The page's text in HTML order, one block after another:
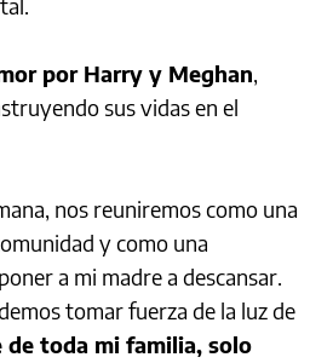
por Harry y Meghan,
sus vidas en el
nos reuniremos como una
y como una
a mi madre a descansar.
tomar fuerza de la luz de
de toda mi familia, solo